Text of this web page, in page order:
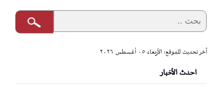
آخر تحديث للموقع: الأربعاء ٠٥ أغسطس ٢٠٢٦
احدث الأخبار